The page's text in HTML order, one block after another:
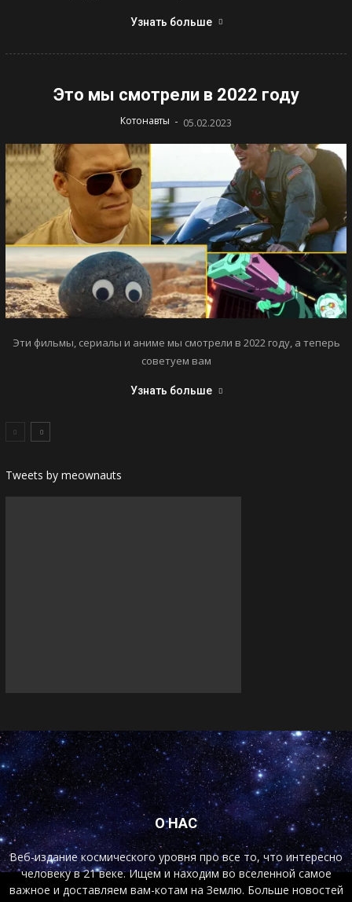
Узнать больше
Это мы смотрели в 2022 году
Котонавты - 05.02.2023
Эти фильмы, сериалы и аниме мы смотрели в 2022 году, а теперь
советуем вам
Узнать больше
Tweets by meownauts
О НАС
Веб-издание космического уровня про все то, что интересно
человеку в 21 веке. Ищем и находим во вселенной самое
важное и доставляем вам-котам на Землю. Больше новостей